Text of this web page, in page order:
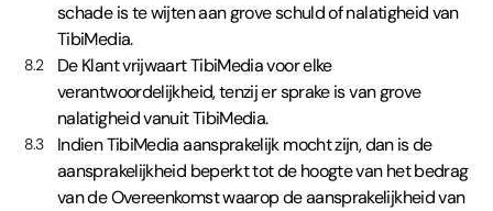
schade is te wijten aan grove schuld of nalatigheid van
TibiMedia.
8.2
De Klant vrijwaart TibiMedia voor elke
verantwoordelijkheid, tenzij er sprake is van grove
nalatigheid vanuit TibiMedia.
8.3
Indien TibiMedia aansprakelijk mocht zijn, dan is de
aansprakelijkheid beperkt tot de hoogte van het bedrag
van de Overeenkomst waarop de aansprakelijkheid van